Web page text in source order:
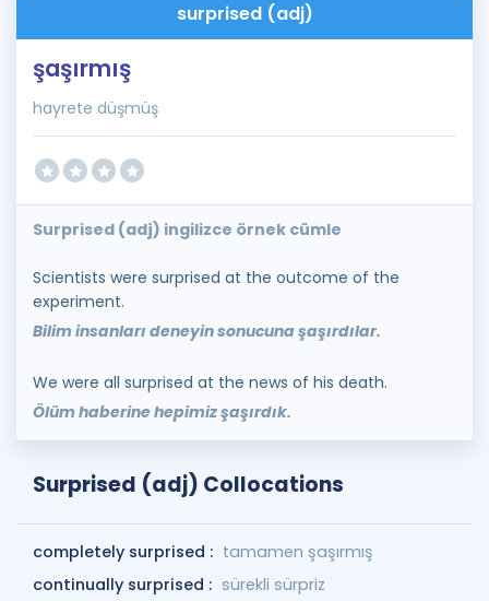
surprised (adj)
şaşırmış
hayrete düşmüş
Surprised (adj) ingilizce örnek cümle
Scientists were surprised at the outcome of the
experiment.
Bilim insanları deneyin sonucuna şaşırdılar.
We were all surprised at the news of his death.
Ölüm haberine hepimiz şaşırdık.
Surprised (adj) Collocations
completely surprised : tamamen şaşırmış
continually surprised : sürekli sürpriz